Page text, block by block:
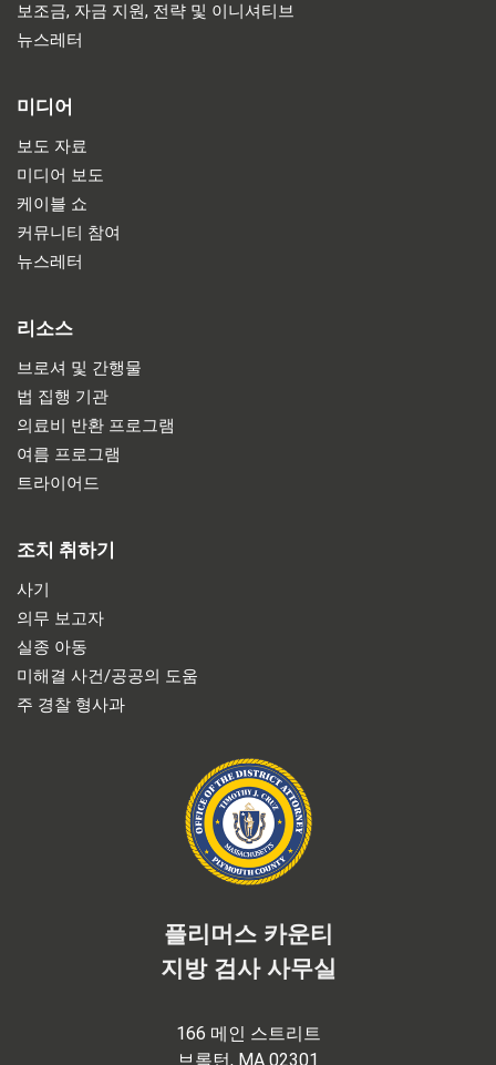
보조금, 자금 지원, 전략 및 이니셔티브
뉴스레터
미디어
보도 자료
미디어 보도
케이블 쇼
커뮤니티 참여
뉴스레터
리소스
브로셔 및 간행물
법 집행 기관
의료비 반환 프로그램
여름 프로그램
트라이어드
조치 취하기
사기
의무 보고자
실종 아동
미해결 사건/공공의 도움
주 경찰 형사과
플리머스 카운티
지방 검사 사무실
166 메인 스트리트
브록턴, MA 02301